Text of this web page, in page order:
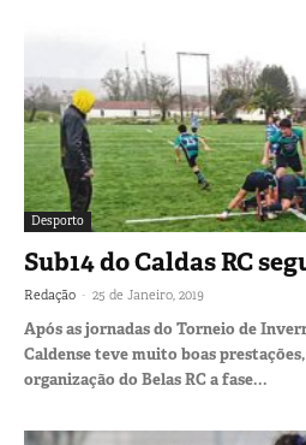
Desporto
Sub14 do Caldas RC
Redação - 25 de Janeiro, 2019
Após as jornadas do Torneio de
Caldense teve muito boas
organização do Belas RC a fase...